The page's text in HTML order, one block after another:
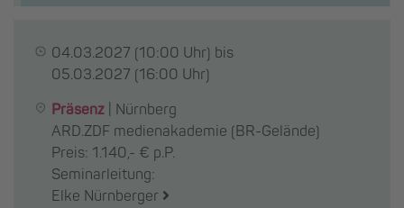
04.03.2027 (10:00 Uhr) bis
05.03.2027 (16:00 Uhr)
Präsenz
Nürnberg
ARD.ZDF medienakademie (BR-Gelände)
Preis: 1.140,- € p.P.
Seminarleitung:
Elke Nürnberger